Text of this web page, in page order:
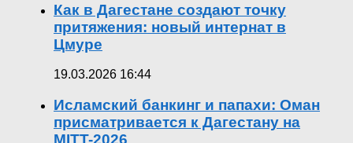
Как в Дагестане создают точку
притяжения: новый интернат в
Цмуре
19.03.2026 16:44
Исламский банкинг и папахи: Оман
присматривается к Дагестану на
MITT-2026